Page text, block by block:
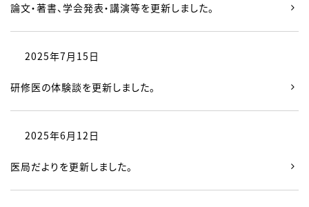
論文・著書、学会発表・講演等を更新しました。
2025年7月15日
研修医の体験談を更新しました。
2025年6月12日
医局だよりを更新しました。